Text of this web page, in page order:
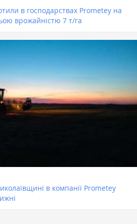
в господарствах Prometey на
врожайністю 7 т/га
в компанії Prometey